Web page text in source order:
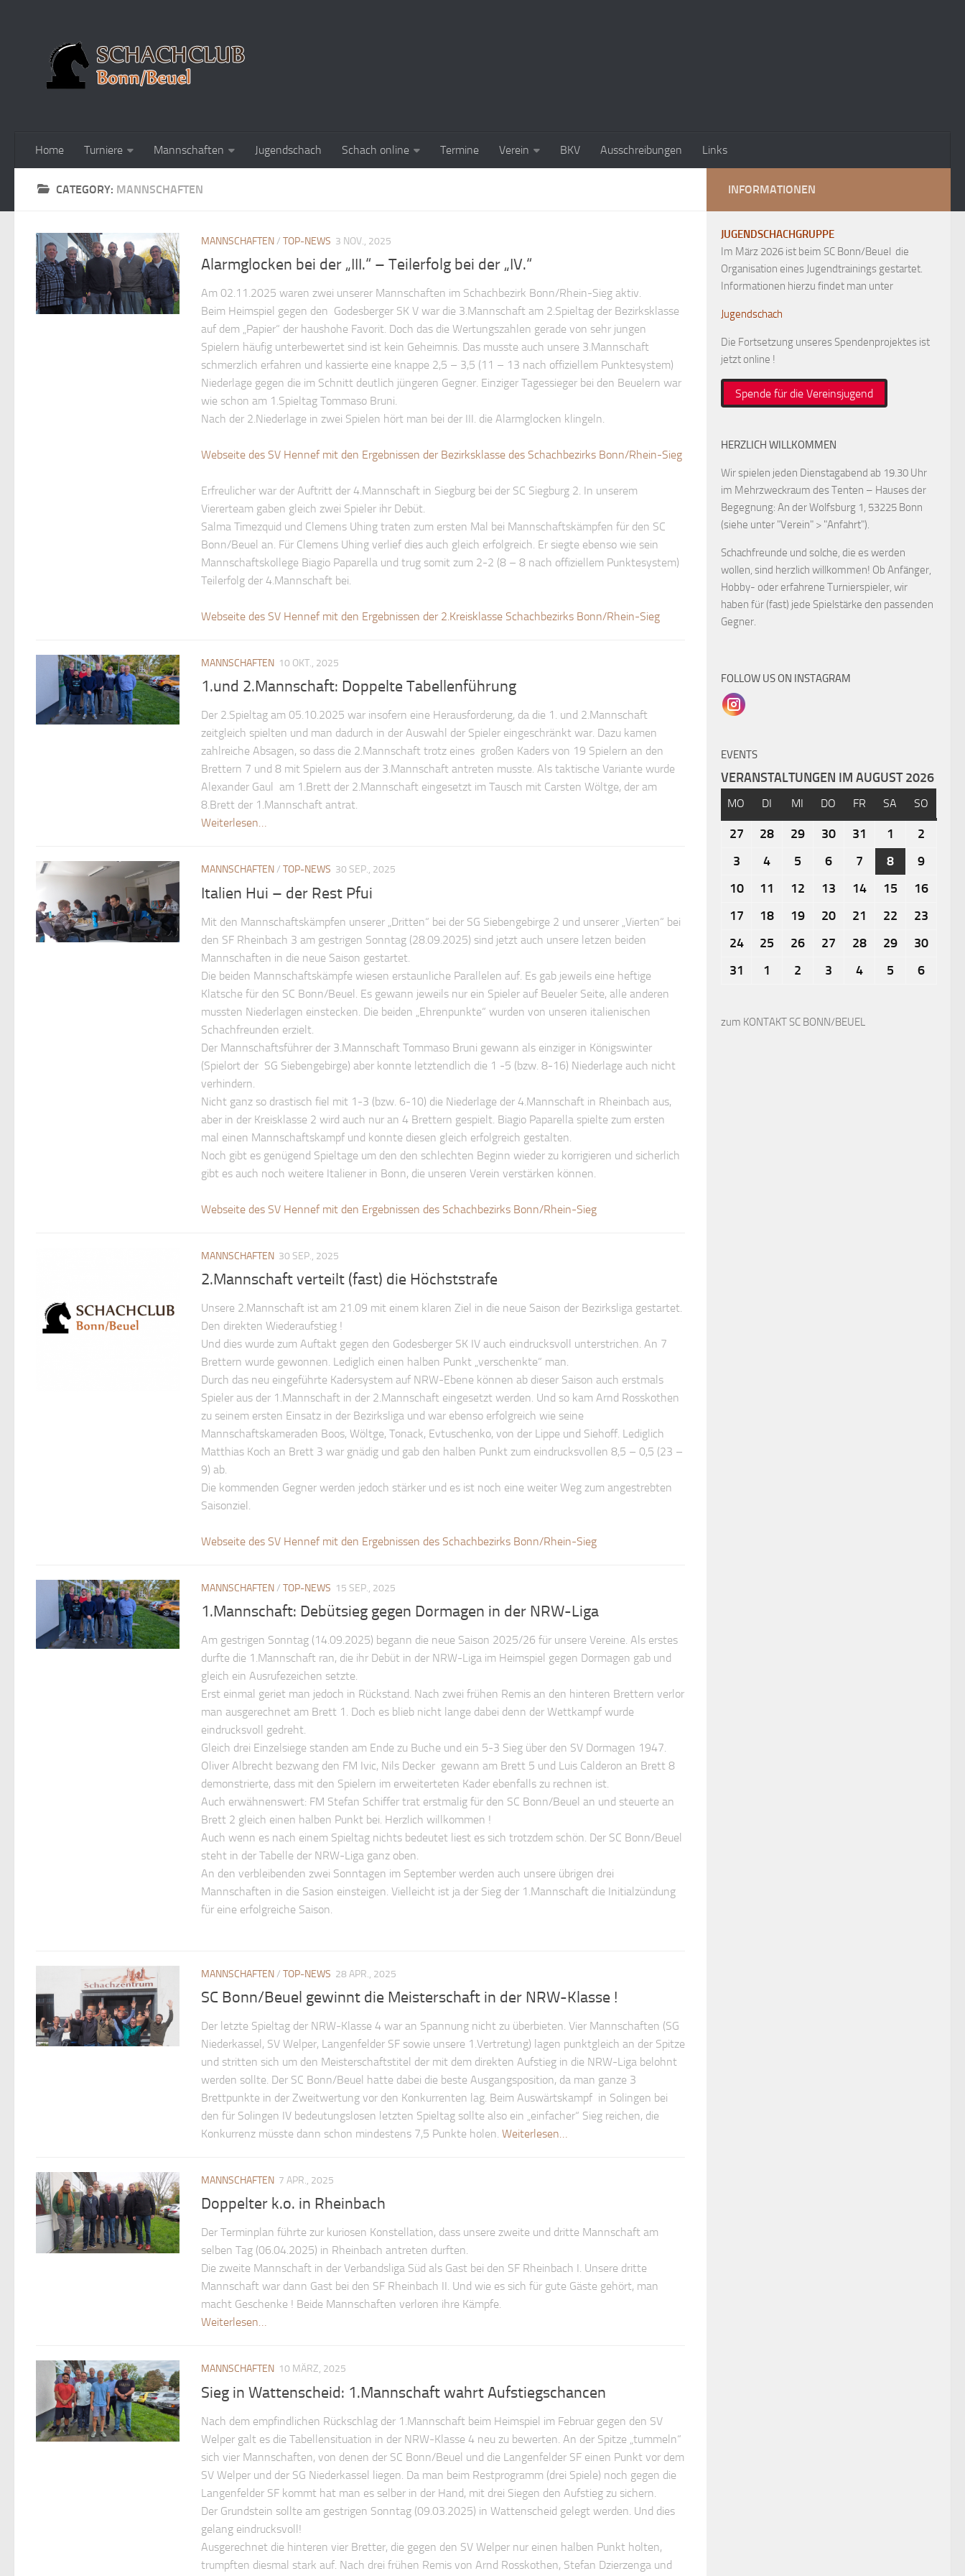
Home Turniere Mannschaften Jugendschach Schach online Termine Verein BKV Ausschreibungen Links
CATEGORY: MANNSCHAFTEN
MANNSCHAFTEN/ TOP-NEWS 3 NOV., 2025
Alarmglocken bei der „III.“ – Teilerfolg bei der „IV.“
Am 02.11.2025 waren zwei unserer Mannschaften im Schachbezirk Bonn/Rhein-Sieg aktiv.
Beim Heimspiel gegen den Godesberger SK V war die 3.Mannschaft am 2.Spieltag der Bezirksklasse
auf dem „Papier“ der haushohe Favorit. Doch das die Wertungszahlen gerade von sehr jungen
Spielern häufig unterbewertet sind ist kein Geheimnis. Das musste auch unsere 3.Mannschaft
schmerzlich erfahren und kassierte eine knappe 2,5 – 3,5 (11 – 13 nach offiziellem Punktesystem)
Niederlage gegen die im Schnitt deutlich jüngeren Gegner. Einziger Tagessieger bei den Beuelern war
wie schon am 1.Spieltag Tommaso Bruni.
Nach der 2.Niederlage in zwei Spielen hört man bei der III. die Alarmglocken klingeln.
Webseite des SV Hennef mit den Ergebnissen der Bezirksklasse des Schachbezirks Bonn/Rhein-Sieg
Erfreulicher war der Auftritt der 4.Mannschaft in Siegburg bei der SC Siegburg 2. In unserem
Viererteam gaben gleich zwei Spieler ihr Debüt.
Salma Timezquid und Clemens Uhing traten zum ersten Mal bei Mannschaftskämpfen für den SC
Bonn/Beuel an. Für Clemens Uhing verlief dies auch gleich erfolgreich. Er siegte ebenso wie sein
Mannschaftskollege Biagio Paparella und trug somit zum 2-2 (8 – 8 nach offiziellem Punktesystem)
Teilerfolg der 4.Mannschaft bei.
Webseite des SV Hennef mit den Ergebnissen der 2.Kreisklasse Schachbezirks Bonn/Rhein-Sieg
MANNSCHAFTEN 10 OKT., 2025
1.und 2.Mannschaft: Doppelte Tabellenführung
Der 2.Spieltag am 05.10.2025 war insofern eine Herausforderung, da die 1. und 2.Mannschaft
zeitgleich spielten und man dadurch in der Auswahl der Spieler eingeschränkt war. Dazu kamen
zahlreiche Absagen, so dass die 2.Mannschaft trotz eines großen Kaders von 19 Spielern an den
Brettern 7 und 8 mit Spielern aus der 3.Mannschaft antreten musste. Als taktische Variante wurde
Alexander Gaul am 1.Brett der 2.Mannschaft eingesetzt im Tausch mit Carsten Wöltge, der am
8.Brett der 1.Mannschaft antrat.
Weiterlesen…
MANNSCHAFTEN/ TOP-NEWS 30 SEP., 2025
Italien Hui – der Rest Pfui
Mit den Mannschaftskämpfen unserer „Dritten“ bei der SG Siebengebirge 2 und unserer „Vierten“ bei
den SF Rheinbach 3 am gestrigen Sonntag (28.09.2025) sind jetzt auch unsere letzen beiden
Mannschaften in die neue Saison gestartet.
Die beiden Mannschaftskämpfe wiesen erstaunliche Parallelen auf. Es gab jeweils eine heftige
Klatsche für den SC Bonn/Beuel. Es gewann jeweils nur ein Spieler auf Beueler Seite, alle anderen
mussten Niederlagen einstecken. Die beiden „Ehrenpunkte“ wurden von unseren italienischen
Schachfreunden erzielt.
Der Mannschaftsführer der 3.Mannschaft Tommaso Bruni gewann als einziger in Königswinter
(Spielort der SG Siebengebirge) aber konnte letztendlich die 1 -5 (bzw. 8-16) Niederlage auch nicht
verhindern.
Nicht ganz so drastisch fiel mit 1-3 (bzw. 6-10) die Niederlage der 4.Mannschaft in Rheinbach aus,
aber in der Kreisklasse 2 wird auch nur an 4 Brettern gespielt. Biagio Paparella spielte zum ersten
mal einen Mannschaftskampf und konnte diesen gleich erfolgreich gestalten.
Noch gibt es genügend Spieltage um den den schlechten Beginn wieder zu korrigieren und sicherlich
gibt es auch noch weitere Italiener in Bonn, die unseren Verein verstärken können.
Webseite des SV Hennef mit den Ergebnissen des Schachbezirks Bonn/Rhein-Sieg
MANNSCHAFTEN 30 SEP., 2025
2.Mannschaft verteilt (fast) die Höchststrafe
Unsere 2.Mannschaft ist am 21.09 mit einem klaren Ziel in die neue Saison der Bezirksliga gestartet.
Den direkten Wiederaufstieg !
Und dies wurde zum Auftakt gegen den Godesberger SK IV auch eindrucksvoll unterstrichen. An 7
Brettern wurde gewonnen. Lediglich einen halben Punkt „verschenkte“ man.
Durch das neu eingeführte Kadersystem auf NRW-Ebene können ab dieser Saison auch erstmals
Spieler aus der 1.Mannschaft in der 2.Mannschaft eingesetzt werden. Und so kam Arnd Rosskothen
zu seinem ersten Einsatz in der Bezirksliga und war ebenso erfolgreich wie seine
Mannschaftskameraden Boos, Wöltge, Tonack, Evtuschenko, von der Lippe und Siehoff. Lediglich
Matthias Koch an Brett 3 war gnädig und gab den halben Punkt zum eindrucksvollen 8,5 – 0,5 (23 –
9) ab.
Die kommenden Gegner werden jedoch stärker und es ist noch eine weiter Weg zum angestrebten
Saisonziel.
Webseite des SV Hennef mit den Ergebnissen des Schachbezirks Bonn/Rhein-Sieg
MANNSCHAFTEN/ TOP-NEWS 15 SEP., 2025
1.Mannschaft: Debütsieg gegen Dormagen in der NRW-Liga
Am gestrigen Sonntag (14.09.2025) begann die neue Saison 2025/26 für unsere Vereine. Als erstes
durfte die 1.Mannschaft ran, die ihr Debüt in der NRW-Liga im Heimspiel gegen Dormagen gab und
gleich ein Ausrufezeichen setzte.
Erst einmal geriet man jedoch in Rückstand. Nach zwei frühen Remis an den hinteren Brettern verlor
man ausgerechnet am Brett 1. Doch es blieb nicht lange dabei denn der Wettkampf wurde
eindrucksvoll gedreht.
Gleich drei Einzelsiege standen am Ende zu Buche und ein 5-3 Sieg über den SV Dormagen 1947.
Oliver Albrecht bezwang den FM Ivic, Nils Decker gewann am Brett 5 und Luis Calderon an Brett 8
demonstrierte, dass mit den Spielern im erweiterteten Kader ebenfalls zu rechnen ist.
Auch erwähnenswert: FM Stefan Schiffer trat erstmalig für den SC Bonn/Beuel an und steuerte an
Brett 2 gleich einen halben Punkt bei. Herzlich willkommen !
Auch wenn es nach einem Spieltag nichts bedeutet liest es sich trotzdem schön. Der SC Bonn/Beuel
steht in der Tabelle der NRW-Liga ganz oben.
An den verbleibenden zwei Sonntagen im September werden auch unsere übrigen drei
Mannschaften in die Sasion einsteigen. Vielleicht ist ja der Sieg der 1.Mannschaft die Initialzündung
für eine erfolgreiche Saison.
MANNSCHAFTEN/ TOP-NEWS 28 APR., 2025
SC Bonn/Beuel gewinnt die Meisterschaft in der NRW-Klasse !
Der letzte Spieltag der NRW-Klasse 4 war an Spannung nicht zu überbieten. Vier Mannschaften (SG
Niederkassel, SV Welper, Langenfelder SF sowie unsere 1.Vertretung) lagen punktgleich an der Spitze
und stritten sich um den Meisterschaftstitel der mit dem direkten Aufstieg in die NRW-Liga belohnt
werden sollte. Der SC Bonn/Beuel hatte dabei die beste Ausgangsposition, da man ganze 3
Brettpunkte in der Zweitwertung vor den Konkurrenten lag. Beim Auswärtskampf in Solingen bei
den für Solingen IV bedeutungslosen letzten Spieltag sollte also ein „einfacher“ Sieg reichen, die
Konkurrenz müsste dann schon mindestens 7,5 Punkte holen. Weiterlesen…
MANNSCHAFTEN 7 APR., 2025
Doppelter k.o. in Rheinbach
Der Terminplan führte zur kuriosen Konstellation, dass unsere zweite und dritte Mannschaft am
selben Tag (06.04.2025) in Rheinbach antreten durften.
Die zweite Mannschaft in der Verbandsliga Süd als Gast bei den SF Rheinbach I. Unsere dritte
Mannschaft war dann Gast bei den SF Rheinbach II. Und wie es sich für gute Gäste gehört, man
macht Geschenke ! Beide Mannschaften verloren ihre Kämpfe.
Weiterlesen…
MANNSCHAFTEN 10 MÄRZ, 2025
Sieg in Wattenscheid: 1.Mannschaft wahrt Aufstiegschancen
Nach dem empfindlichen Rückschlag der 1.Mannschaft beim Heimspiel im Februar gegen den SV
Welper galt es die Tabellensituation in der NRW-Klasse 4 neu zu bewerten. An der Spitze „tummeln“
sich vier Mannschaften, von denen der SC Bonn/Beuel und die Langenfelder SF einen Punkt vor dem
SV Welper und der SG Niederkassel liegen. Da man beim Restprogramm (drei Spiele) noch gegen die
Langenfelder SF kommt hat man es selber in der Hand, mit drei Siegen den Aufstieg zu sichern.
Der Grundstein sollte am gestrigen Sonntag (09.03.2025) in Wattenscheid gelegt werden. Und dies
gelang eindrucksvoll!
Ausgerechnet die hinteren vier Bretter, die gegen den SV Welper nur einen halben Punkt holten,
trumpften diesmal stark auf. Nach drei frühen Remis von Arnd Rosskothen, Stefan Dzierzenga und
INFORMATIONEN
JUGENDSCHACHGRUPPE
Im März 2026 ist beim SC Bonn/Beuel die
Organisation eines Jugendtrainings gestartet.
Informationen hierzu findet man unter
Jugendschach
Die Fortsetzung unseres Spendenprojektes ist
jetzt online !
Spende für die Vereinsjugend
HERZLICH WILLKOMMEN
Wir spielen jeden Dienstagabend ab 19.30 Uhr
im Mehrzweckraum des Tenten – Hauses der
Begegnung: An der Wolfsburg 1, 53225 Bonn
(siehe unter "Verein" > "Anfahrt").
Schachfreunde und solche, die es werden
wollen, sind herzlich willkommen! Ob Anfänger,
Hobby- oder erfahrene Turnierspieler, wir
haben für (fast) jede Spielstärke den passenden
Gegner.
FOLLOW US ON INSTAGRAM
EVENTS
VERANSTALTUNGEN IM AUGUST 2026
MO DI MI DO FR SA SO
27 28 29 30 31 1
2
3
4 5 6 7 8
9
10
11 12 13 14 15
16
17
18 19 20 21 22
23
24
25 26 27 28 29
30
31
1 2 3 4 5 6
zum KONTAKT SC BONN/BEUEL